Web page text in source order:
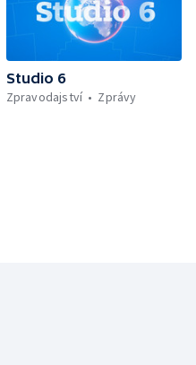
Studio 6
Zpravodajství
Zprávy